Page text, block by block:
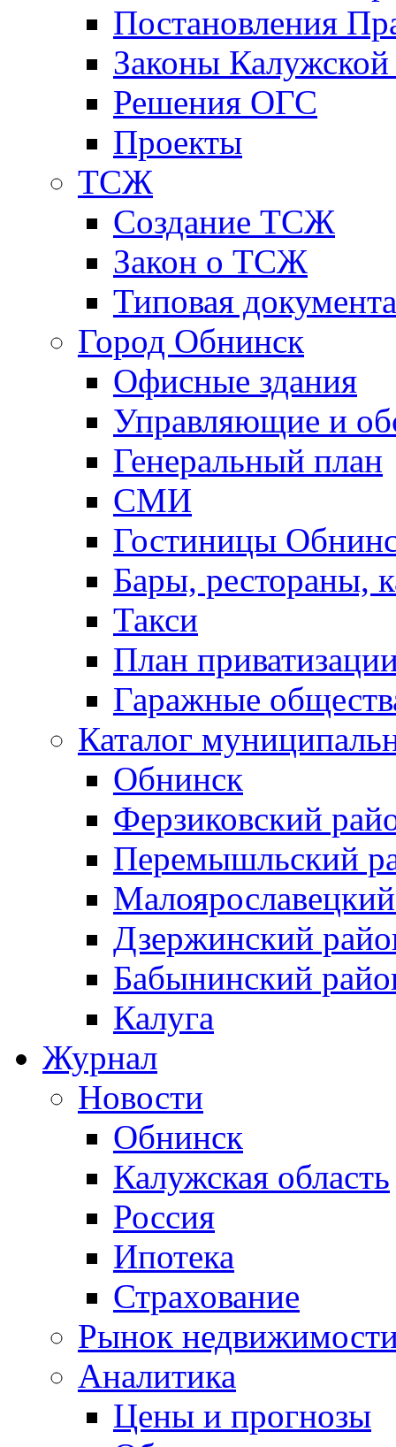
Постановления
Законы Калужской
Решения ОГС
Проекты
ТСЖ
Создание ТСЖ
Закон о ТСЖ
Типовая
Город Обнинск
Офисные здания
Управляющие и
Генеральный план
СМИ
Гостиницы
Бары, рестораны,
Такси
План
Гаражные
Каталог
Обнинск
Ферзиковский
Перемышльский
Дзержинский
Бабынинский
Калуга
Журнал
Новости
Обнинск
Калужская область
Россия
Ипотека
Страхование
Рынок
Аналитика
Цены и прогнозы